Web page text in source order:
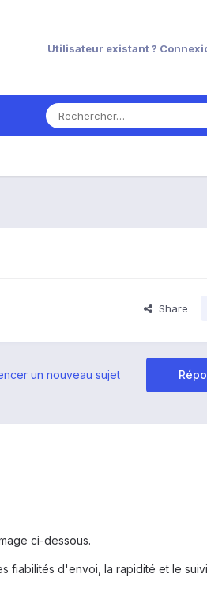
Utilisateur existant ?
Share
un nouveau sujet
ci-dessous.
fiabilités d'envoi, la rapidité et le